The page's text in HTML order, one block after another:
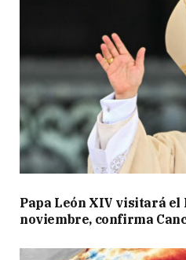
Papa León XIV visitará el
noviembre, confirma